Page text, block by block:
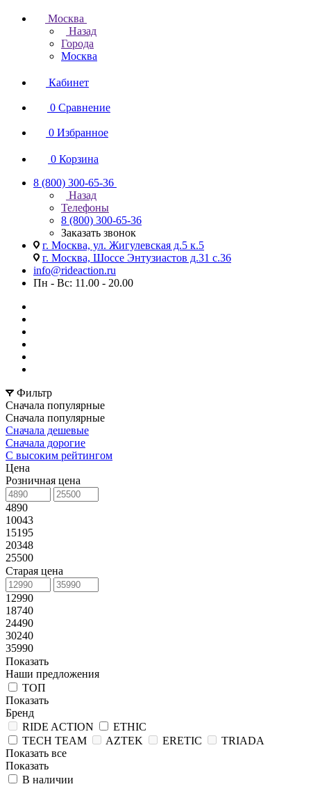
Москва
Назад
Города
Москва
Кабинет
0 Сравнение
0 Избранное
0 Корзина
8 (800) 300-65-36
Назад
Телефоны
8 (800) 300-65-36
Заказать звонок
г. Москва, ул. Жигулевская д.5 к.5
г. Москва, Шоссе Энтузиастов д.31 с.36
info@rideaction.ru
Пн - Вс: 11.00 - 20.00
Фильтр
Сначала популярные
Сначала популярные
Сначала дешевые
Сначала дорогие
С высоким рейтингом
Цена
Розничная цена
4890
10043
15195
20348
25500
Старая цена
12990
18740
24490
30240
35990
Показать
Наши предложения
ТОП
Показать
Бренд
RIDE ACTION
ETHIC
TECH TEAM
AZTEK ERETIC
TRIADA
Показать все
Показать
В наличии